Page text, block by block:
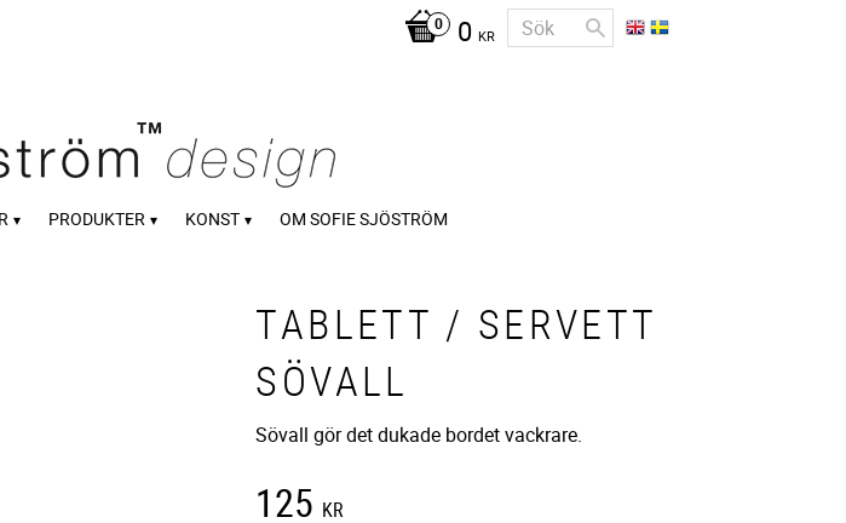
0 KR
PRODUKTER KONST OM SOFIE SJÖSTRÖM
TABLETT / SERVETT
SÖVALL
Sövall gör det dukade bordet vackrare.
125 KR